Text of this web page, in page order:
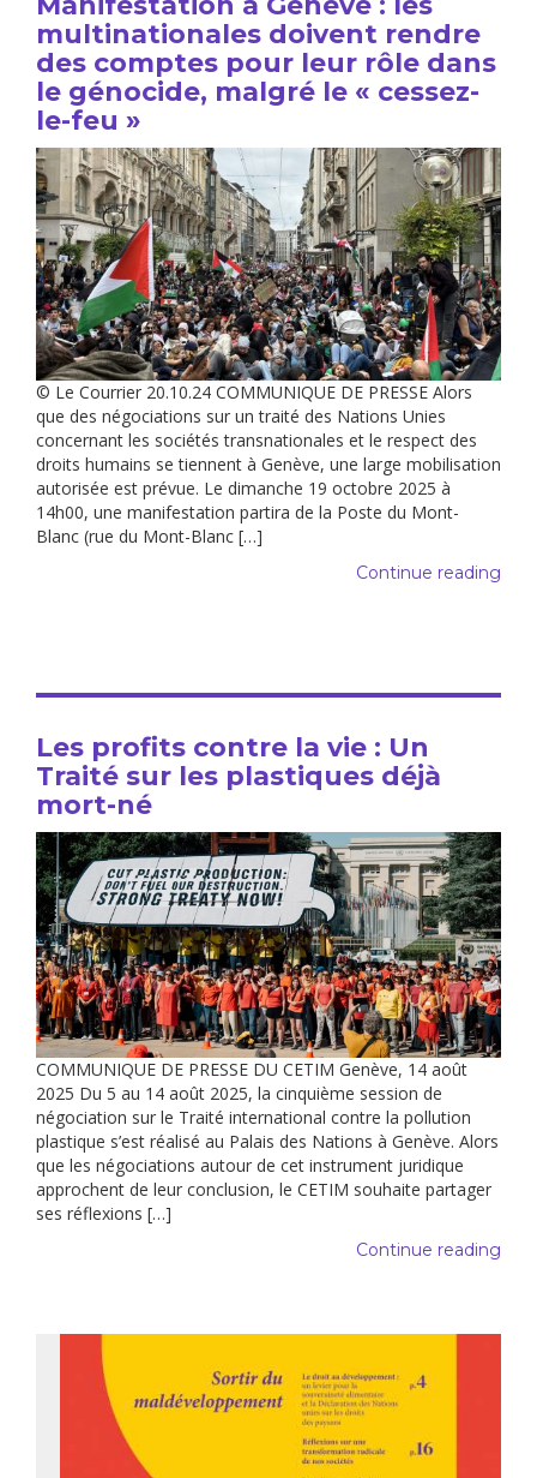
multinationales doivent rendre
des comptes pour leur rôle dans
le génocide, malgré le « cessez-
le-feu »
© Le Courrier 20.10.24 COMMUNIQUE DE PRESSE Alors
que des négociations sur un traité des Nations Unies
concernant les sociétés transnationales et le respect des
droits humains se tiennent à Genève, une large mobilisation
autorisée est prévue. Le dimanche 19 octobre 2025 à
14h00, une manifestation partira de la Poste du Mont-
Blanc (rue du Mont-Blanc […]
Continue reading
Les profits contre la vie : Un
Traité sur les plastiques déjà
mort-né
COMMUNIQUE DE PRESSE DU CETIM Genève, 14 août
2025 Du 5 au 14 août 2025, la cinquième session de
négociation sur le Traité international contre la pollution
plastique s’est réalisé au Palais des Nations à Genève. Alors
que les négociations autour de cet instrument juridique
approchent de leur conclusion, le CETIM souhaite partager
ses réflexions […]
Continue reading